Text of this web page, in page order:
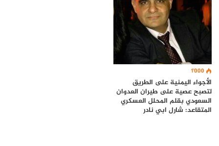
1٬000
الأجواء اليمنية على الطريق
لتصبح عصية على طيران العدوان
السعودي بقلم المحلل العسكري
المتقاعد: شارل ابي نادر